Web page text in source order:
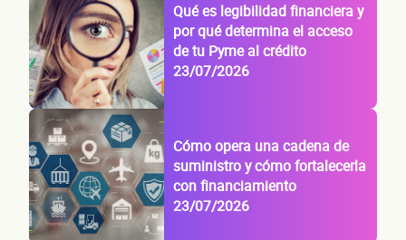
Qué es legibilidad financiera y
por qué determina el acceso
de tu Pyme al crédito
23/07/2026
Cómo opera una cadena de
suministro y cómo fortalecerla
con financiamiento
23/07/2026